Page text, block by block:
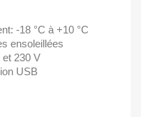
-18 °C à +10 °C
ensoleillées
et 230 V
USB